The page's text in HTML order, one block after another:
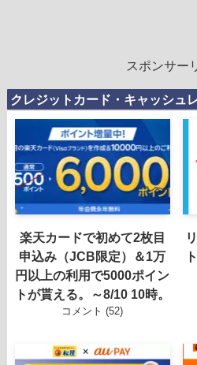
スポンサー
クレジットカード・キャッシュ
楽天カードで初めて2枚目
申込み（JCB限定）＆1万
円以上の利用で5000ポイン
トが貰える。～8/10 10時。
コメント (52)